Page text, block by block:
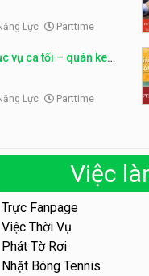
Lực Parttime
vụ ca tối – quán kem
Lực Parttime
Việc
Trực Fanpage
Việc Thời Vụ
Phát Tờ Rơi
Nhặt Bóng Tennis